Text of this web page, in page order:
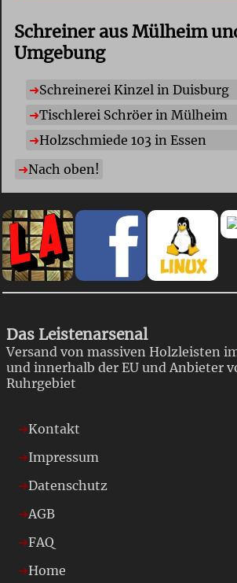
Schreiner aus Mülheim
Umgebung
Schreinerei Kinzel in Duisburg
Tischlerei Schröer in Mülheim
Holzschmiede 103 in Essen
Nach oben!
Das Leistenarsenal
Versand von massiven Holzleisten
und innerhalb der EU und Anbieter
Ruhrgebiet
Kontakt
Impressum
Datenschutz
AGB
FAQ
Home